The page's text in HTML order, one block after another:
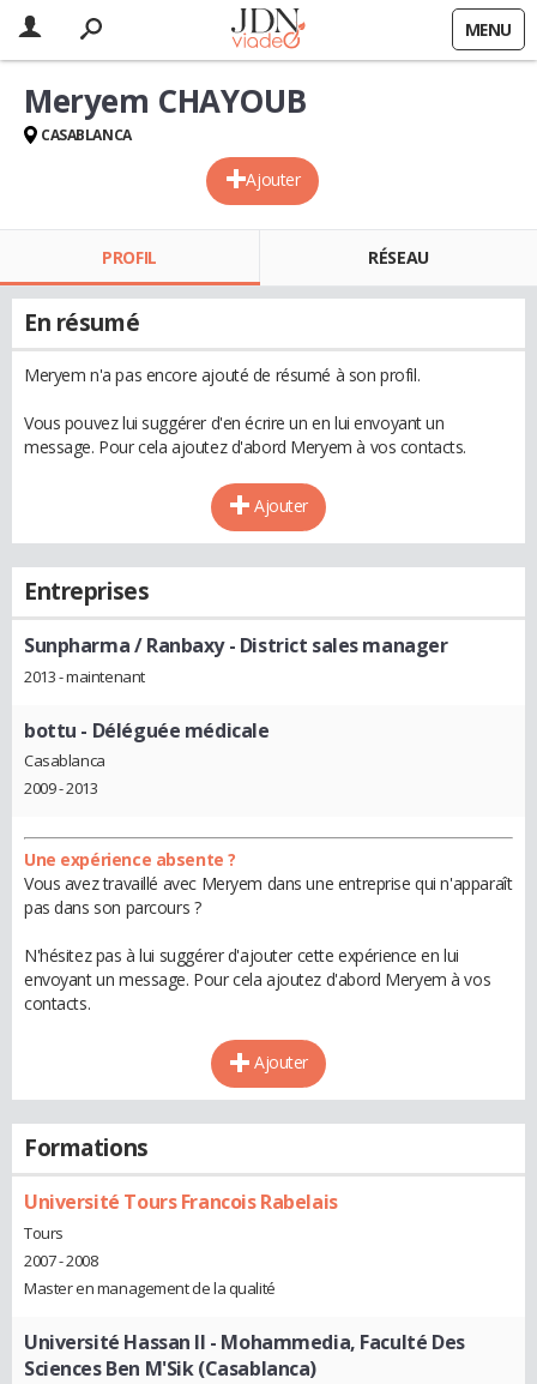
MENU
Ajouter
Meryem CHAYOUB
CASABLANCA
PROFIL RÉSEAU
En résumé
Meryem n'a pas encore ajouté de résumé à son profil.
Vous pouvez lui suggérer d'en écrire un en lui envoyant un
message. Pour cela ajoutez d'abord Meryem à vos contacts.
Ajouter
Entreprises
Sunpharma / Ranbaxy- District sales manager
2013 - maintenant
bottu - Déléguée médicale
Casablanca
2009 - 2013
Une expérience absente ?
Vous avez travaillé avec Meryem dans une entreprise qui n'apparaît
pas dans son parcours ?
N'hésitez pas à lui suggérer d'ajouter cette expérience en lui
envoyant un message. Pour cela ajoutez d'abord Meryem à vos
contacts.
Ajouter
Formations
Université Tours Francois Rabelais
Tours
2007 - 2008
Master en management de la qualité
Université Hassan II - Mohammedia, Faculté Des
Sciences Ben M'Sik (Casablanca)